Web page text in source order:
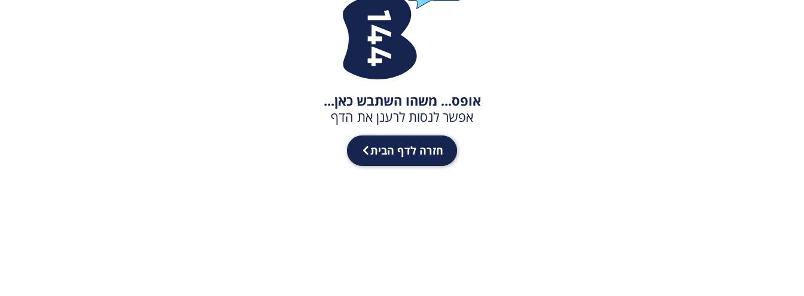
אופס... משהו השתבש כאן...
אפשר לנסות לרענן את הדף
חזרה לדף הבית